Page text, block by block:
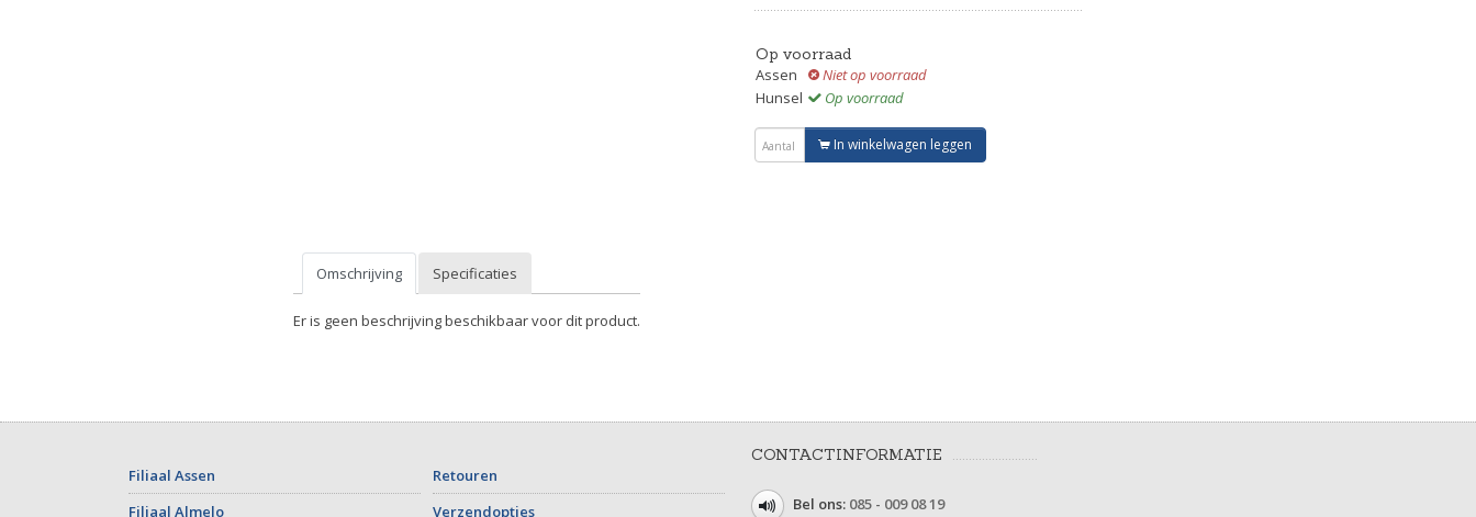
Op voorraad
Assen
Niet op voorraad
Hunsel
Op voorraad
In winkelwagen leggen
Omschrijving Specificaties
Er is geen beschrijving beschikbaar voor dit product.
Filiaal Assen
Filiaal Almelo
Retouren
Verzendopties
CONTACTINFORMATIE
Bel ons: 085 - 009 08 19